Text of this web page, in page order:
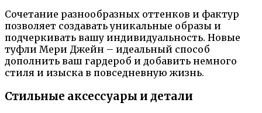
Сочетание разнообразных оттенков и фактур
позволяет создавать уникальные образы и
подчеркивать вашу индивидуальность. Новые
туфли Мери Джейн – идеальный способ
дополнить ваш гардероб и добавить немного
стиля и изыска в повседневную жизнь.
Стильные аксессуары и детали